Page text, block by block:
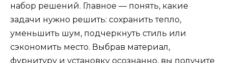
набор решений. Главное — понять, какие
задачи нужно решить: сохранить тепло,
уменьшить шум, подчеркнуть стиль или
сэкономить место. Выбрав материал,
фурнитуру и установку осознанно, вы получите